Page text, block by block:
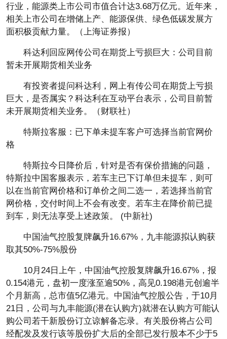
行业，能源类上市公司市值合计达3.68万亿元。近年来，
相关上市公司在增储上产、能源保供、绿色低碳发展方
面积极贡献力量。（上海证券报）
科达利回应网传公司在期货上亏损巨大：公司目前
暂未开展期货相关业务
有投资者提问科达利，网上有传公司在期货上亏损
巨大，是否属实？科达利在互动平台表示，公司目前暂
未开展期货相关业务。（财联社）
特斯拉客服：已下单未提车客户可选择当前官网价
格
特斯拉今日降价后，针对是否有保价措施的问题，
特斯拉中国客服表示，若车主已下订单但未提车，则可
以在当前官网价格和订单价之间二选一，若选择当前官
网价格，交付时间上不会有改变。若车主在降价前已提
到车，则无法享受上述政策。 (中新社)
中国油气控股复牌飙升16.67%，九丰能源拟认购获
取其50%-75%股份
10月24日上午，中国油气控股复牌飙升16.67%，报
0.154港元，盘初一度涨至逾50%，高见0.198港元创逾半
个月新高，总市值5亿港元。中国油气控股公告，于10月
21日，公司与九丰能源(潜在认购方)就潜在认购方可能认
购公司若干新股份订立谅解备忘录。有关股份将占公司
经配发及发行该等股份扩大后的全部已发行股本不少于5